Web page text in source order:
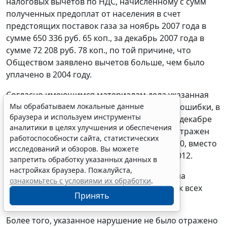
полученных предоплат от населения в счет
предстоящих поставок газа за ноябрь 2007 года в
сумме 650 336 руб. 65 коп., за декабрь 2007 года в
сумме 72 208 руб. 78 коп., по той причине, что
Обществом заявлено вычетов больше, чем было
уплачено в 2004 году.
Согласно имеющимся материалам дела указанная
ситуация явилась следствием технической ошибки, в
результате которой в ноябре 2007 года и в декабре
2007 года в Книге покупок ошибочно был отражен
счет-фактура от 31.10.2004 года N ав/04-0010, вместо
счета-фактуры от 31.12.2004 года N ав/04-0012.
Данная техническая ошибка была устранена
заявителем путем внесения в книгу покупок всех
необходимых исправлений.
Более того, указанное нарушение не было отражено
Мы обрабатываем локальные данные
браузера и используем инструменты
аналитики в целях улучшения и обеспечения
работоспособности сайта, статистических
исследований и обзоров. Вы можете
запретить обработку указанных данных в
настройках браузера. Пожалуйста,
ознакомьтесь с условиями их обработки.
Принять